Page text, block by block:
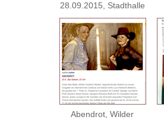
28.09.2015, Stadthalle
Abendrot, Wilder